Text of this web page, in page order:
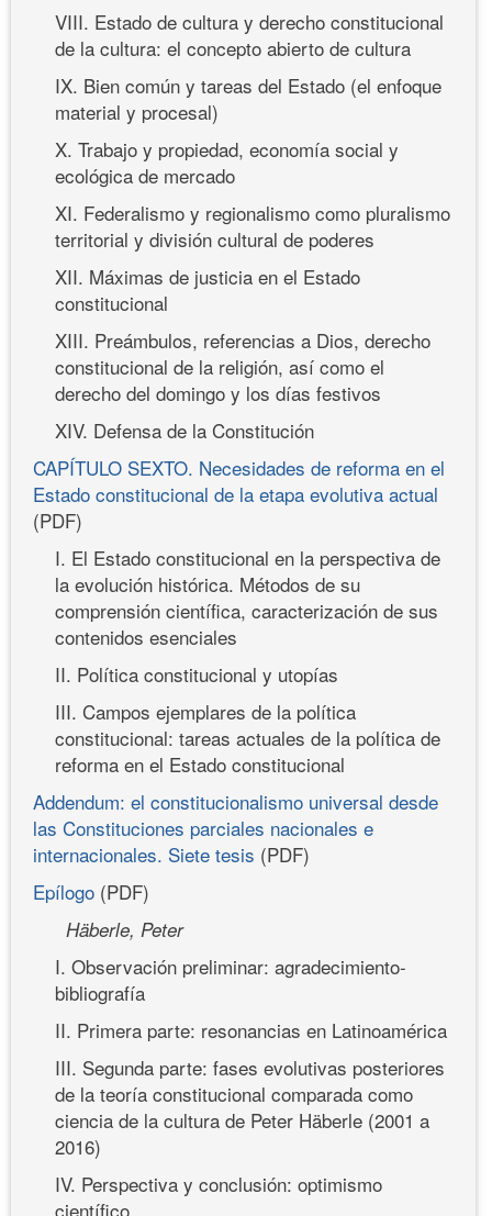
VIII. Estado de cultura y derecho constitucional
de la cultura: el concepto abierto de cultura
IX. Bien común y tareas del Estado (el enfoque
material y procesal)
X. Trabajo y propiedad, economía social y
ecológica de mercado
XI. Federalismo y regionalismo como pluralismo
territorial y división cultural de poderes
XII. Máximas de justicia en el Estado
constitucional
XIII. Preámbulos, referencias a Dios, derecho
constitucional de la religión, así como el
derecho del domingo y los días festivos
XIV. Defensa de la Constitución
CAPÍTULO SEXTO. Necesidades de reforma en el
Estado constitucional de la etapa evolutiva actual
(PDF)
I. El Estado constitucional en la perspectiva de
la evolución histórica. Métodos de su
comprensión científica, caracterización de sus
contenidos esenciales
II. Política constitucional y utopías
III. Campos ejemplares de la política
constitucional: tareas actuales de la política de
reforma en el Estado constitucional
Addendum: el constitucionalismo universal desde
las Constituciones parciales nacionales e
internacionales. Siete tesis (PDF)
Epílogo (PDF)
Häberle, Peter
I. Observación preliminar: agradecimiento-
bibliografía
II. Primera parte: resonancias en Latinoamérica
III. Segunda parte: fases evolutivas posteriores
de la teoría constitucional comparada como
ciencia de la cultura de Peter Häberle (2001 a
2016)
IV. Perspectiva y conclusión: optimismo
científico